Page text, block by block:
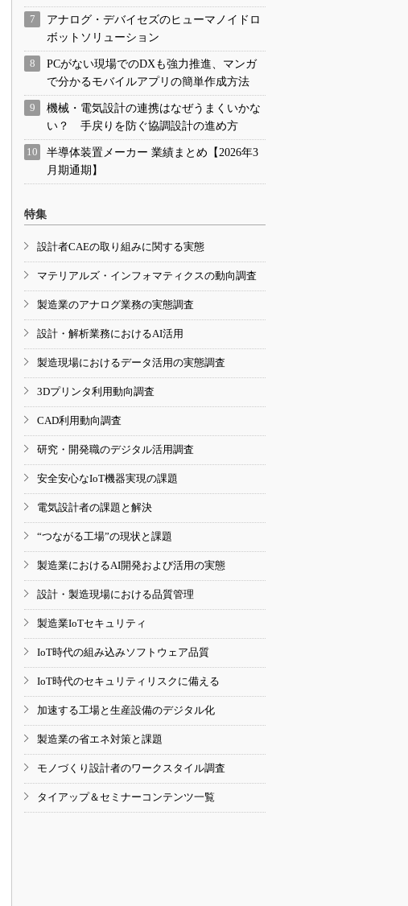
アナログ・デバイセズのヒューマノイドロ
ボットソリューション
PCがない現場でのDXも強力推進、マンガ
で分かるモバイルアプリの簡単作成方法
機械・電気設計の連携はなぜうまくいかな
い？ 手戻りを防ぐ協調設計の進め方
半導体装置メーカー 業績まとめ【2026年3
月期通期】
特集
設計者CAEの取り組みに関する実態
マテリアルズ・インフォマティクスの動向調査
製造業のアナログ業務の実態調査
設計・解析業務におけるAI活用
製造現場におけるデータ活用の実態調査
3Dプリンタ利用動向調査
CAD利用動向調査
研究・開発職のデジタル活用調査
安全安心なIoT機器実現の課題
電気設計者の課題と解決
“つながる工場”の現状と課題
製造業におけるAI開発および活用の実態
設計・製造現場における品質管理
製造業IoTセキュリティ
IoT時代の組み込みソフトウェア品質
IoT時代のセキュリティリスクに備える
加速する工場と生産設備のデジタル化
製造業の省エネ対策と課題
モノづくり設計者のワークスタイル調査
タイアップ＆セミナーコンテンツ一覧